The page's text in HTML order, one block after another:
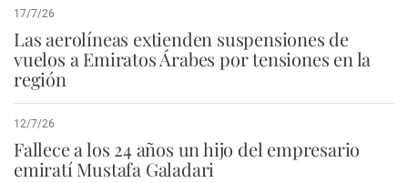
17/7/26
Las aerolíneas extienden suspensiones de
vuelos a Emiratos Árabes por tensiones en la
región
12/7/26
Fallece a los 24 años un hijo del empresario
emiratí Mustafa Galadari